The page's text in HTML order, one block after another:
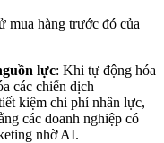
mua hàng trước đó của
lực: Khi tự động hóa
các chiến dịch
kiệm chi phí nhân lực,
các doanh nghiệp có
nhờ AI.